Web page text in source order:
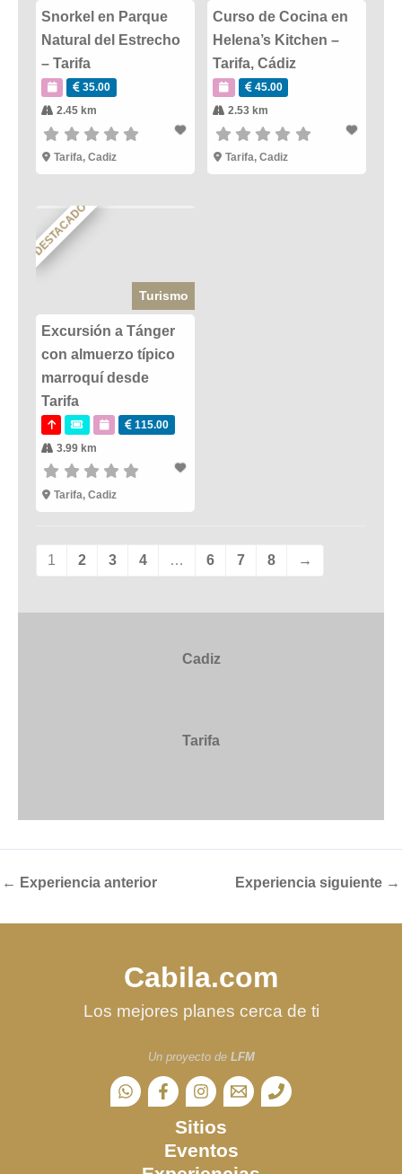
Snorkel en Parque
Natural del Estrecho
– Tarifa
35.00
2.45 km
Tarifa, Cadiz
Curso de Cocina en
Helena’s Kitchen –
Tarifa, Cádiz
45.00
2.53 km
Tarifa, Cadiz
DESTACADO
Turismo
Excursión a Tánger
con almuerzo típico
marroquí desde
Tarifa
115.00
3.99 km
Tarifa, Cadiz
1 2 3 4 … 6 7 8 →
Cadiz
Tarifa
← Experiencia anterior Experiencia siguiente →
Cabila.com
Los mejores planes cerca de ti
Un proyecto de LFM
Sitios
Eventos